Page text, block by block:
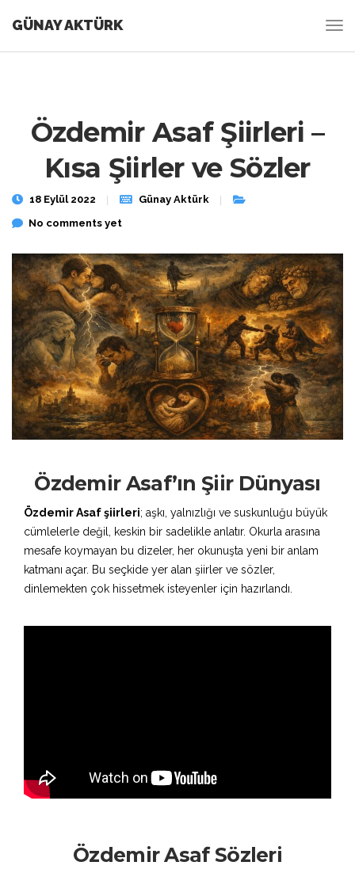
GÜNAY AKTÜRK
Özdemir Asaf Şiirleri –
Kısa Şiirler ve Sözler
18 Eylül 2022
Günay Aktürk
No comments yet
Özdemir Asaf’ın Şiir Dünyası
Özdemir Asaf şiirleri; aşkı, yalnızlığı ve suskunluğu büyük
cümlelerle değil, keskin bir sadelikle anlatır. Okurla arasına
mesafe koymayan bu dizeler, her okunuşta yeni bir anlam
katmanı açar. Bu seçkide yer alan şiirler ve sözler,
dinlemekten çok hissetmek isteyenler için hazırlandı.
Özdemir Asaf Sözleri